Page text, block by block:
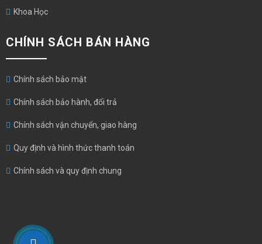
Khoa Học
CHÍNH SÁCH BÁN HÀNG
Chính sách bảo mật
Chính sách bảo hành, đổi trả
Chính sách vận chuyển, giao hàng
Quy định và hình thức thanh toán
Chính sách và quy định chung